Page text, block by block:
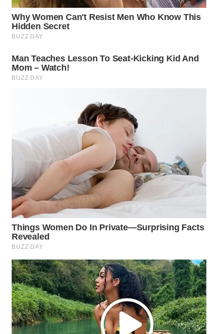
PURWAKARTA
WN
PRIANGAN
WN
WN
BOROBUDUR
WN
MADURA
WN
SURABAYA
NATUNA
WN
BINTAN
WN